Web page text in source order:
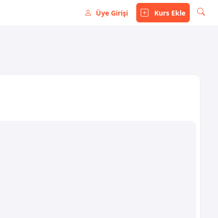
Üye Girişi Kurs Ekle